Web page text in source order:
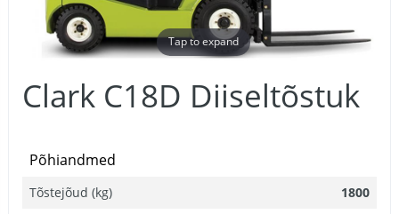
Tap to expand
Clark C18D Diiseltõstuk
Põhiandmed
Tõstejõud (kg)
1800